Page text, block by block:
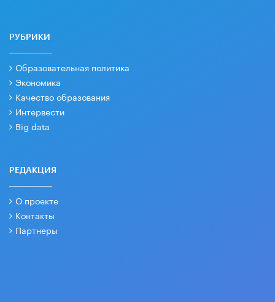
РУБРИКИ
Образовательная политика
Экономика
Качество образования
Интервести
Big data
РЕДАКЦИЯ
О проекте
Контакты
Партнеры